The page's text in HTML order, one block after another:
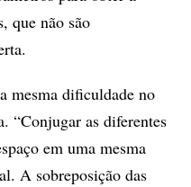
que não são
mesma dificuldade no
“Conjugar as diferentes
em uma mesma
A sobreposição das